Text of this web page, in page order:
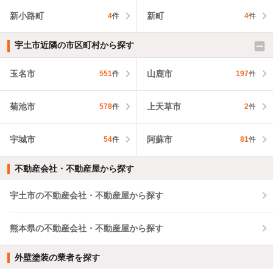
新小路町 4件 新町 4件
宇土市近隣の市区町村から探す
玉名市 551件 山鹿市 197件
菊池市 578件 上天草市 2件
宇城市 54件 阿蘇市 81件
不動産会社・不動産屋から探す
宇土市の不動産会社・不動産屋から探す
熊本県の不動産会社・不動産屋から探す
外壁塗装の業者を探す